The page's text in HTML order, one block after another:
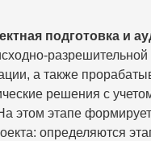
подготовка и
разрешительной
а также
решения с
этом этапе
определяются